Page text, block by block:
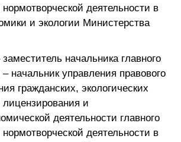
деятельности в
и экологии Министерства
начальника главного
начальник управления правового
гражданских, экологических
и
деятельности главного
деятельности в